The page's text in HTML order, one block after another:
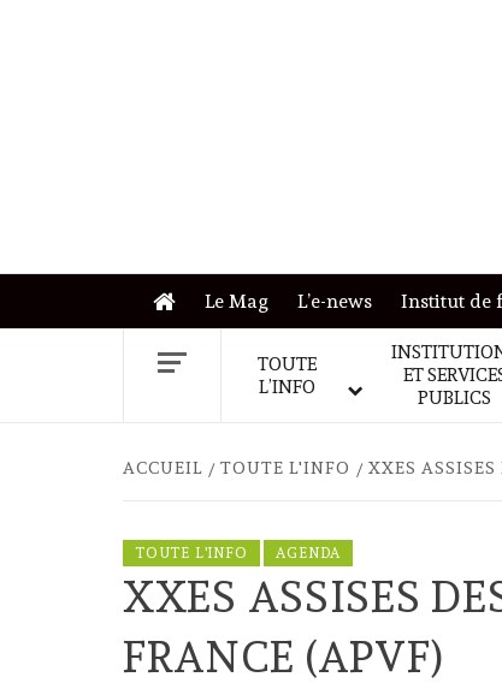
Le Mag L’e-news Institut de
TOUTE
L’INFO
ET
PUBLICS
ACCUEIL TOUTE L'INFO XXES
TOUTE L'INFO AGENDA
XXES ASSISES
FRANCE (APVF)